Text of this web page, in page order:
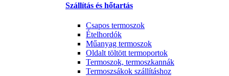
Szállítás és hőtartás
Csapos termoszok
Ételhordók
Műanyag termoszok
Oldalt töltött termoportok
Termoszok, termoszkannák
Termoszsákok szállításhoz